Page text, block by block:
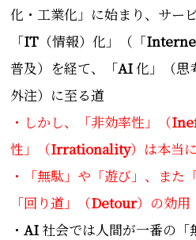
化・工業化」に始まり、サー
「IT （情報）化」（「
普及）を経て、「AI化」（思
外注）に至る道
・しかし、「非効率性」（
性」（Irrationality）は本当
・「無駄」や「遊び」、また
「回り道」（Detour）の効用
・AI 社会では人間が一番の